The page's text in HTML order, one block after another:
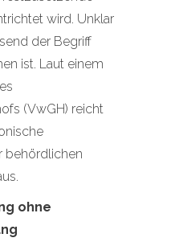
wird. Unklar
der Begriff
ist. Laut einem
(VwGH) reicht
behördlichen
ohne